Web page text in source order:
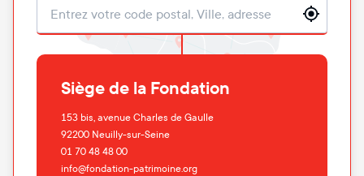
Localisation
Siège de la Fondation
153 bis, avenue Charles de Gaulle
92200 Neuilly-sur-Seine
01 70 48 48 00
info@fondation-patrimoine.org